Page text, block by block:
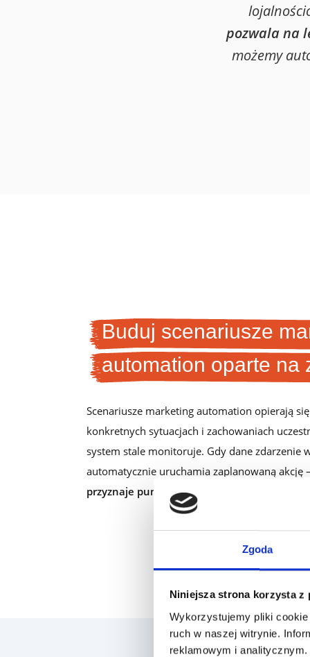
Zgoda
Niniejsza strona korzysta z
Wykorzystujemy pliki
ruch w naszej witrynie.
reklamowym i
pozwala na
możemy
Buduj scenariusze
automation oparte na
Scenariusze marketing automation opierają
konkretnych sytuacjach i zachowaniach
system stale monitoruje. Gdy dane zdarzenie
automatycznie uruchamia zaplanowaną akcję
przyznaje punkty lub aktualizuje dane klienta